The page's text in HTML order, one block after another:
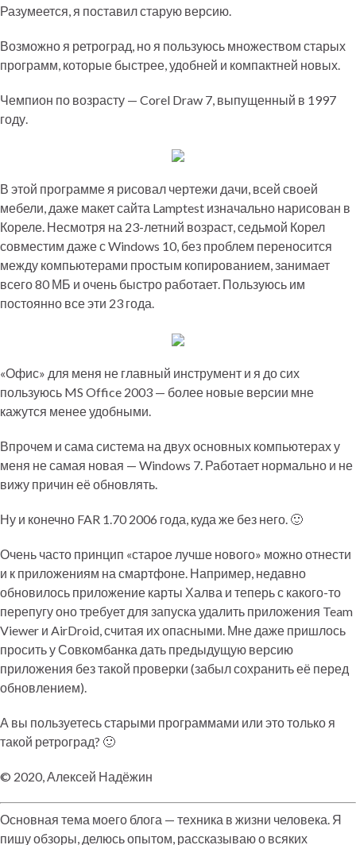
Разумеется, я поставил старую версию.
Возможно я ретроград, но я пользуюсь множеством старых
программ, которые быстрее, удобней и компактней новых.
Чемпион по возрасту — Corel Draw 7, выпущенный в 1997
году.
В этой программе я рисовал чертежи дачи, всей своей
мебели, даже макет сайта Lamptest изначально нарисован в
Кореле. Несмотря на 23-летний возраст, седьмой Корел
совместим даже с Windows 10, без проблем переносится
между компьютерами простым копированием, занимает
всего 80 МБ и очень быстро работает. Пользуюсь им
постоянно все эти 23 года.
«Офис» для меня не главный инструмент и я до сих
пользуюсь MS Office 2003 — более новые версии мне
кажутся менее удобными.
Впрочем и сама система на двух основных компьютерах у
меня не самая новая — Windows 7. Работает нормально и не
вижу причин её обновлять.
Ну и конечно FAR 1.70 2006 года, куда же без него. 🙂
Очень часто принцип «старое лучше нового» можно отнести
и к приложениям на смартфоне. Например, недавно
обновилось приложение карты Халва и теперь с какого-то
перепугу оно требует для запуска удалить приложения Team
Viewer и AirDroid, считая их опасными. Мне даже пришлось
просить у Совкомбанка дать предыдущую версию
приложения без такой проверки (забыл сохранить её перед
обновлением).
А вы пользуетесь старыми программами или это только я
такой ретроград? 🙂
© 2020, Алексей Надёжин
Основная тема моего блога — техника в жизни человека. Я
пишу обзоры, делюсь опытом, рассказываю о всяких